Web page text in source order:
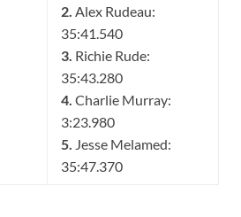
2. Alex Rudeau:
35:41.540
3. Richie Rude:
35:43.280
4. Charlie Murray:
3:23.980
5. Jesse Melamed:
35:47.370